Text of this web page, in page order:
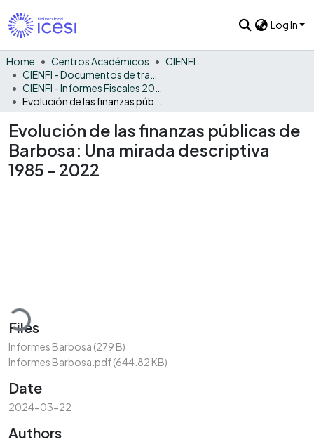
Log In
Home Centros Académicos
CIENFI
Evolución de las finanzas públicas de
Barbosa: Una mirada descriptiva
1985 - 2022
Files
Informes Barbosa (279 B)
Informes Barbosa.pdf(644.82 KB)
Date
2024-03-22
Authors